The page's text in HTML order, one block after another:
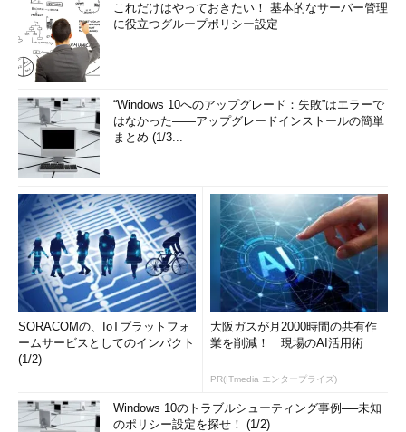
これだけはやっておきたい！ 基本的なサーバー管理
に役立つグループポリシー設定
“Windows 10へのアップグレード：失敗”はエラーで
はなかった――アップグレードインストールの簡単
まとめ (1/3...
SORACOMの、IoTプラットフォ
ームサービスとしてのインパクト
(1/2)
大阪ガスが月2000時間の共有作
業を削減！ 現場のAI活用術
PR(ITmedia エンタープライズ)
Windows 10のトラブルシューティング事例──未知
のポリシー設定を探せ！ (1/2)